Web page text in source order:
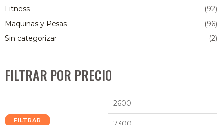
Fitness
(92)
Maquinas y Pesas
(96)
Sin categorizar
(2)
FILTRAR POR PRECIO
FILTRAR